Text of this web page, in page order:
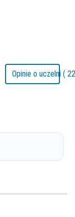
Opinie o uczelni (